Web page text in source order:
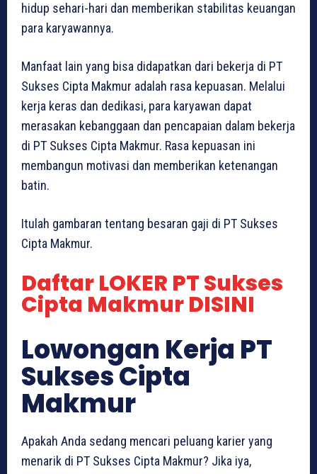
hidup sehari-hari dan memberikan stabilitas keuangan
para karyawannya.
Manfaat lain yang bisa didapatkan dari bekerja di PT
Sukses Cipta Makmur adalah rasa kepuasan. Melalui
kerja keras dan dedikasi, para karyawan dapat
merasakan kebanggaan dan pencapaian dalam bekerja
di PT Sukses Cipta Makmur. Rasa kepuasan ini
membangun motivasi dan memberikan ketenangan
batin.
Itulah gambaran tentang besaran gaji di PT Sukses
Cipta Makmur.
Daftar LOKER PT Sukses
Cipta Makmur DISINI
Lowongan Kerja PT
Sukses Cipta
Makmur
Apakah Anda sedang mencari peluang karier yang
menarik di PT Sukses Cipta Makmur? Jika iya,